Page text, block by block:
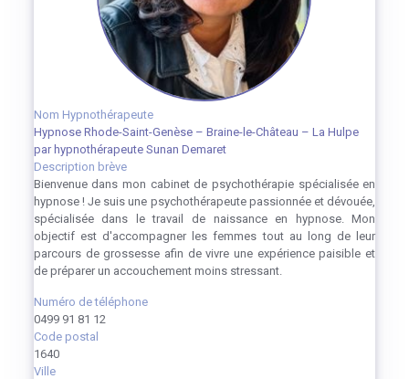
Nom Hypnothérapeute
Hypnose Rhode-Saint-Genèse – Braine-le-Château – La Hulpe
par hypnothérapeute Sunan Demaret
Description brève
Bienvenue dans mon cabinet de psychothérapie spécialisée en
hypnose ! Je suis une psychothérapeute passionnée et dévouée,
spécialisée dans le travail de naissance en hypnose. Mon
objectif est d'accompagner les femmes tout au long de leur
parcours de grossesse afin de vivre une expérience paisible et
de préparer un accouchement moins stressant.
Numéro de téléphone
0499 91 81 12
Code postal
1640
Ville